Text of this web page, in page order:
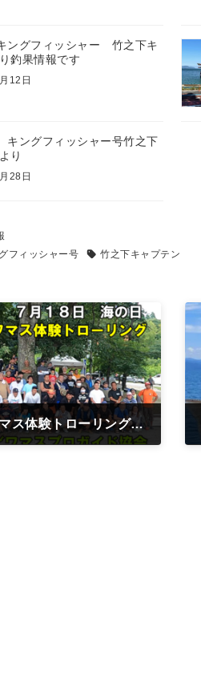
ングフィッシャー 竹之下キ
釣果情報です
12日
ングフィッシャー号竹之下
り
28日
フィッシャー号 竹之下キャプテン
《イベント》ビワマス体験トローリング2022 一般社団法人ビワマスプロガイド協会主催 ビワマストローリング ＹｏｕＴｕｂｅ